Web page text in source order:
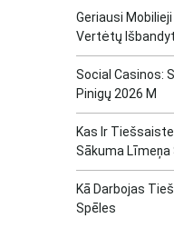
Geriausi
Vertėtų
Social Casinos:
Pinigų 2026 M
Kas Ir
Sākuma
Kā Darbojas
Spēles